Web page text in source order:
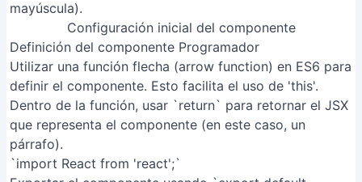
Configuración inicial del componente
Definición del componente Programador
Utilizar una función flecha (arrow function) en ES6 para
definir el componente. Esto facilita el uso de 'this'.
Dentro de la función, usar `return` para retornar el JSX
que representa el componente (en este caso, un
párrafo).
`import React from 'react';`